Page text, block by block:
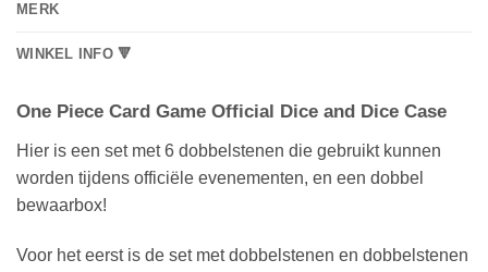
MERK
WINKEL INFO 🔻
One Piece Card Game Official Dice and Dice Case
Hier is een set met 6 dobbelstenen die gebruikt kunnen
worden tijdens officiële evenementen, en een dobbel
bewaarbox!
Voor het eerst is de set met dobbelstenen en dobbelstenen